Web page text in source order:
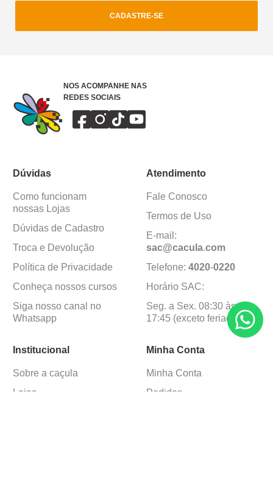
CADASTRE-SE
NOS ACOMPANHE NAS
REDES SOCIAIS
Dúvidas
Como funcionam
nossas Lojas
Dúvidas de Cadastro
Troca e Devolução
Política de Privacidade
Conheça nossos cursos
Siga nosso canal no
Whatsapp
Atendimento
Fale Conosco
Termos de Uso
E-mail:
sac@cacula.com
Telefone: 4020-0220
Horário SAC:
Seg. a Sex. 08:30 às
17:45 (exceto feriados)
Institucional
Sobre a caçula
Lojas
Minha Conta
Minha Conta
Pedidos